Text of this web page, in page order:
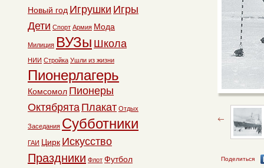
Поделиться
Новый год Игрушки Игры
Дети Спорт Армия Мода
Милиция ВУЗы Школа
НИИ Стройка Ушли из жизни
Пионерлагерь
Комсомол Пионеры
Октябрята Плакат Отдых
Заседания Субботники
ГАИ Цирк Искусство
Праздники Флот Футбол